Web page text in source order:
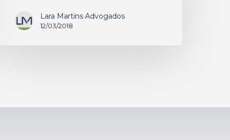
Lara Martins Advogados
12/03/2018